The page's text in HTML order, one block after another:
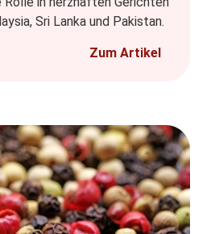
Sri Lanka und Pakistan.
Zum Artikel